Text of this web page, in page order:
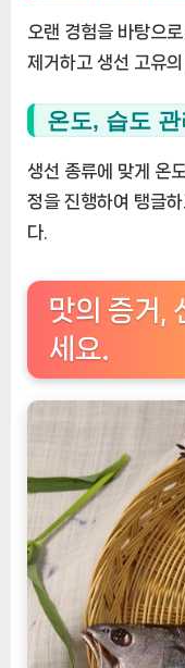
오랜 경험을 바탕으
제거하고 생선 고유
온도, 습도
생선 종류에 맞게 온
정을 진행하여 탱글
다.
맛의 증거,
세요.